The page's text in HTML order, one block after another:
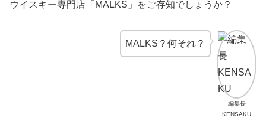
ウイスキー専門店「MALKS」をご存知でしょうか？
編集長
KENSAKU
MALKS？何それ？